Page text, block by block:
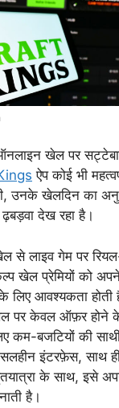
खेल पर
ऐप कोई भी
उनके खेलदिन का
देख रहा है।
से लाइव गेम पर
खेल प्रेमियों को
आवश्यकता होती
पर केवल ऑफ़र होने
कम-बजटियों की
इंटरफ़ेस, साथ
के साथ, इसे
है।